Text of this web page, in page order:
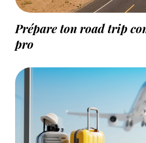
Prépare ton road trip
pro